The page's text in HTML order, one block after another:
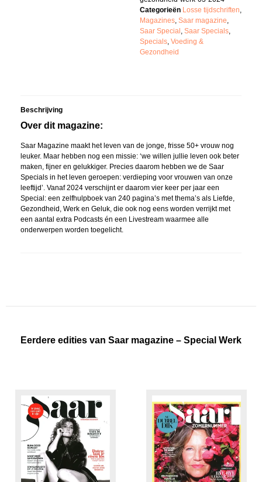
Categorieën Losse tijdschriften,
Magazines, Saar magazine,
Saar Special , Saar Specials,
Specials, Voeding &
Gezondheid
Beschrijving
Over dit magazine:
Saar Magazine maakt het leven van de jonge, frisse 50+ vrouw nog
leuker. Maar hebben nog een missie: ‘we willen jullie leven ook beter
maken, fijner en gelukkiger. Precies daarom hebben we de Saar
Specials in het leven geroepen: verdieping voor vrouwen van onze
leeftijd’. Vanaf 2024 verschijnt er daarom vier keer per jaar een
Special: een zelfhulpboek van 240 pagina’s met thema’s als Liefde,
Gezondheid, Werk en Geluk, die ook nog eens worden verrijkt met
een aantal extra Podcasts én een Livestream waarmee alle
onderwerpen worden toegelicht.
Eerdere edities van Saar magazine – Special Werk